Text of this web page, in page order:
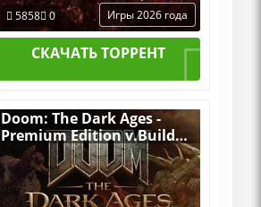
5858 0 Игры 2026 года
СКАЧАТЬ ТОРРЕНТ
Doom: The Dark Ages -
Premium Edition v.Build
20760608 [RUS|ENG] (2025)
PC RePack от Десептикон
со всеми Дополнениями